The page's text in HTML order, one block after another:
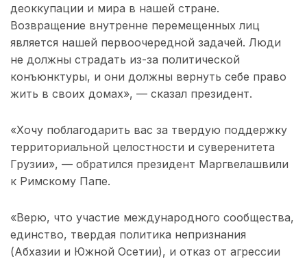
деоккупации и мира в нашей стране.
Возвращение внутренне перемещенных лиц
является нашей первоочередной задачей. Люди
не должны страдать из-за политической
конъюнктуры, и они должны вернуть себе право
жить в своих домах», — сказал президент.
«Хочу поблагодарить вас за твердую поддержку
территориальной целостности и суверенитета
Грузии», — обратился президент Маргвелашвили
к Римскому Папе.
«Верю, что участие международного сообщества,
единство, твердая политика непризнания
(Абхазии и Южной Осетии), и отказ от агрессии